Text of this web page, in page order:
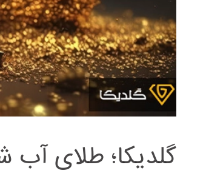
گلدیکا؛ طلای آب